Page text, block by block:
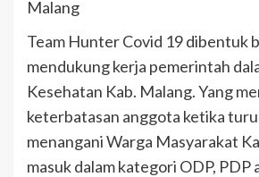
Malang
Team Hunter Covid 19 dibentuk
mendukung kerja pemerintah
Kesehatan Kab. Malang. Yang
keterbatasan anggota ketika
menangani Warga Masyarakat
masuk dalam kategori ODP, PDP